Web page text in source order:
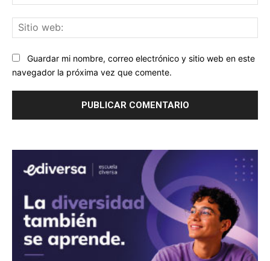
Guardar mi nombre, correo electrónico y sitio web en este
navegador la próxima vez que comente.